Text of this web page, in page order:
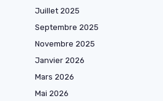
Juillet 2025
Septembre 2025
Novembre 2025
Janvier 2026
Mars 2026
Mai 2026